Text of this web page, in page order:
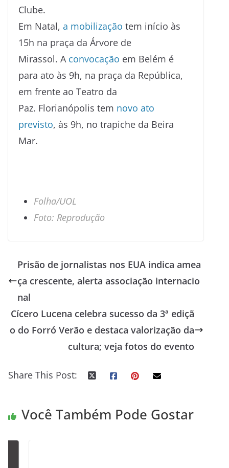
Clube.
Em Natal, a mobilização tem início às
15h na praça da Árvore de
Mirassol. A convocação em Belém é
para ato às 9h, na praça da República,
em frente ao Teatro da
Paz. Florianópolis tem novo ato
previsto, às 9h, no trapiche da Beira
Mar.
Folha/UOL
Foto: Reprodução
Prisão de jornalistas nos EUA indica amea
ça crescente, alerta associação internacio
nal
Cícero Lucena celebra sucesso da 3ª ediçã
o do Forró Verão e destaca valorização da
cultura; veja fotos do evento
Share This Post:
Você Também Pode Gostar